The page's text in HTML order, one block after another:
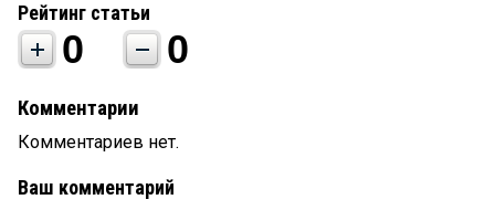
Рейтинг статьи
0 0
Комментарии
Комментариев нет.
Ваш комментарий